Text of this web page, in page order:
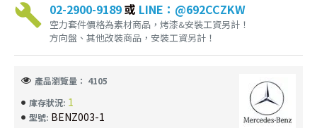
02-2900-9189或 LINE：@692CCZKW
空力套件價格為素材商品，烤漆&安裝工資另計！
方向盤、其他改裝商品，安裝工資另計！
庫存狀況: 1
型號: BENZ003-1
產品瀏覽量： 4105